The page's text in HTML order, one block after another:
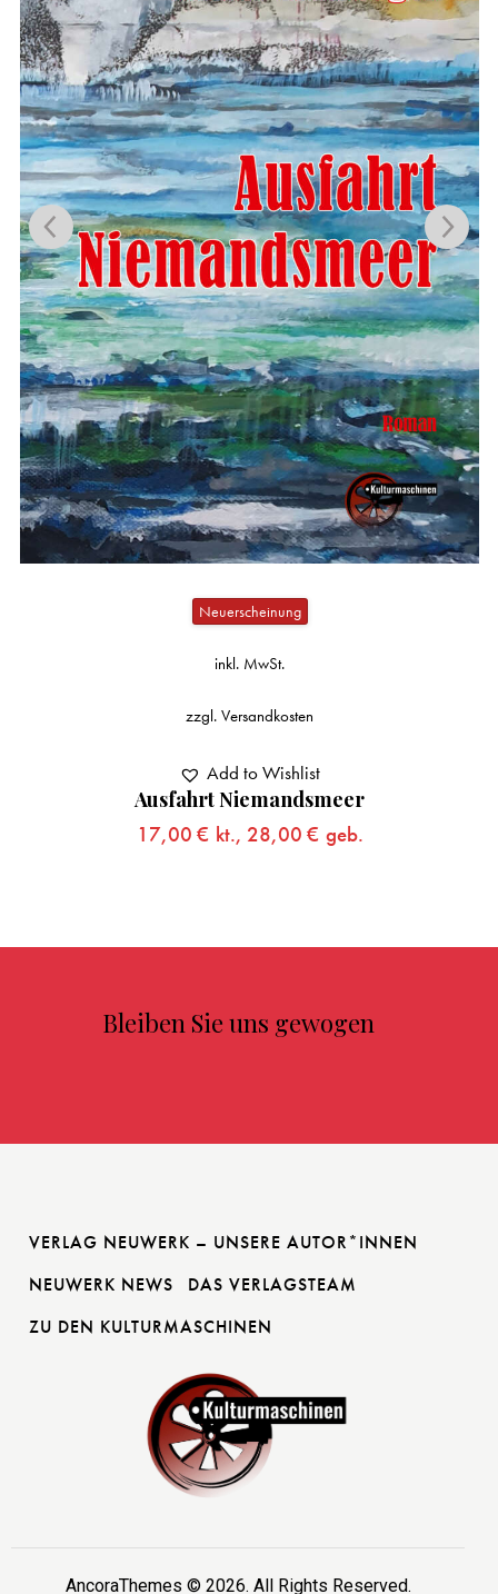
Ausfahrt Niemandsmeer
17,00 € kt., 28,00 € geb.
Neuerscheinung
inkl. MwSt.
zzgl. Versandkosten
Add to Wishlist
Bleiben Sie uns gewogen
VERLAG NEUWERK – UNSERE AUTOR*INNEN
NEUWERK NEWS
DAS VERLAGSTEAM
ZU DEN KULTURMASCHINEN
AncoraThemes © 2026. All Rights Reserved.